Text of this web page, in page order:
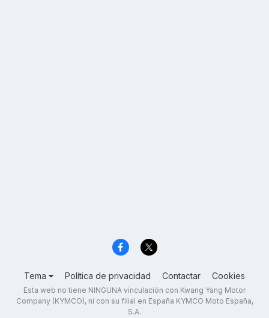
Tema Política de privacidad Contactar Cookies
Esta web no tiene NINGUNA vinculación con Kwang Yang Motor
Company (KYMCO), ni con su filial en España KYMCO Moto España,
S.A.